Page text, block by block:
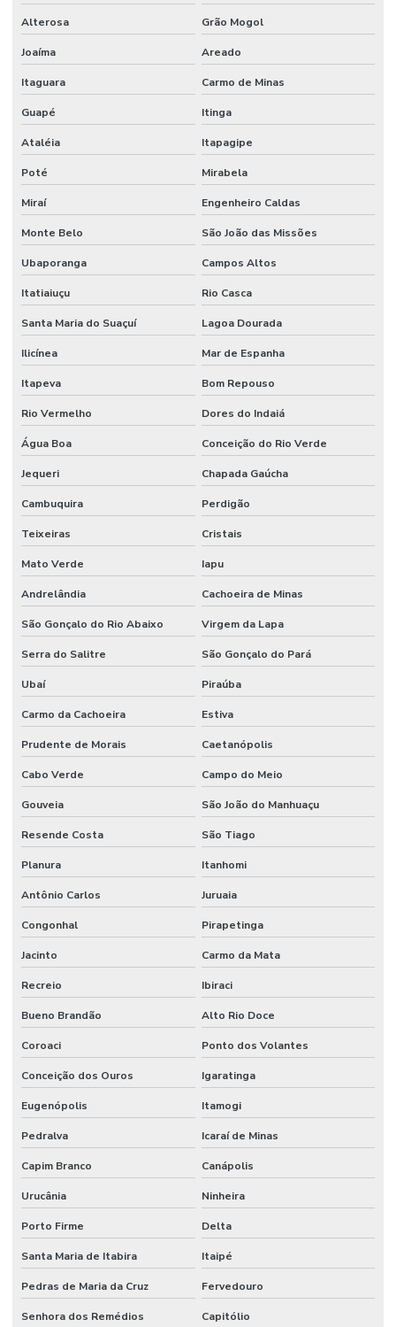
Venda De Junta Universal Para Máquinas
Venda De Manômetro De Pressão Em Minas Gerais
Venda De Orbitrol Em Minas Gerais
Venda De Retentores Em Minas Gerais
Venda De Solenóide Hidráulico
Alterosa Grão Mogol
Joaíma Areado
Itaguara Carmo de Minas
Guapé Itinga
Ataléia Itapagipe
Poté Mirabela
Miraí Engenheiro Caldas
Monte Belo São João das Missões
Ubaporanga Campos Altos
Itatiaiuçu Rio Casca
Santa Maria do Suaçuí Lagoa Dourada
Ilicínea Mar de Espanha
Itapeva Bom Repouso
Rio Vermelho Dores do Indaiá
Água Boa Conceição do Rio Verde
Jequeri Chapada Gaúcha
Cambuquira Perdigão
Teixeiras Cristais
Mato Verde Iapu
Andrelândia Cachoeira de Minas
São Gonçalo do Rio Abaixo Virgem da Lapa
Serra do Salitre São Gonçalo do Pará
Ubaí Piraúba
Carmo da Cachoeira Estiva
Prudente de Morais Caetanópolis
Cabo Verde Campo do Meio
Gouveia São João do Manhuaçu
Resende Costa São Tiago
Planura Itanhomi
Antônio Carlos Juruaia
Congonhal Pirapetinga
Jacinto Carmo da Mata
Recreio Ibiraci
Bueno Brandão Alto Rio Doce
Coroaci Ponto dos Volantes
Conceição dos Ouros Igaratinga
Eugenópolis Itamogi
Pedralva Icaraí de Minas
Capim Branco Canápolis
Urucânia Ninheira
Porto Firme Delta
Santa Maria de Itabira Itaipé
Pedras de Maria da Cruz Fervedouro
Senhora dos Remédios Capitólio